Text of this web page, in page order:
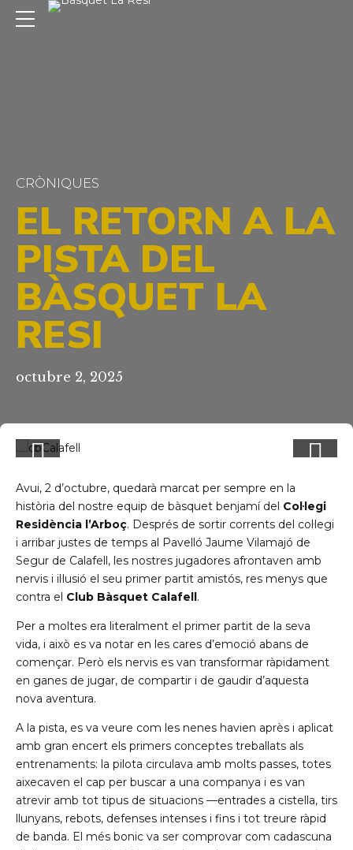
CRÒNIQUES
EL RETORN A LA
PISTA DEL
BÀSQUET LA
RESI
octubre 2, 2025
Avui, 2 d’octubre, quedarà marcat per sempre en la
història del nostre equip de bàsquet benjamí del Col·legi
Residència l’Arboç. Després de sortir corrents del col·legi
i arribar justes de temps al Pavelló Jaume Vilamajó de
Segur de Calafell, les nostres jugadores afrontaven amb
nervis i il·lusió el seu primer partit amistós, res menys que
contra el Club Bàsquet Calafell .
Per a moltes era literalment el primer partit de la seva
vida, i això es va notar en les cares d’emoció abans de
començar. Però els nervis es van transformar ràpidament
en ganes de jugar, de compartir i de gaudir d’aquesta
nova aventura.
A la pista, es va veure com les nenes havien après i aplicat
amb gran encert els primers conceptes treballats als
entrenaments: la pilota circulava amb molts passes, totes
aixecaven el cap per buscar a una companya i es van
atrevir amb tot tipus de situacions —entrades a cistella, tirs
llunyans, rebots, defenses intenses i fins i tot treure ràpid
de banda. El més bonic va ser comprovar com cadascuna